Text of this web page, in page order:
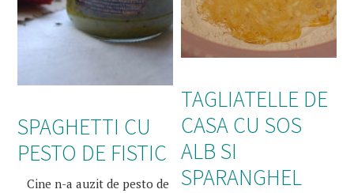
SPAGHETTI CU
PESTO DE FISTIC
Cine n-a auzit de pesto de
TAGLIATELLE DE
CASA CU SOS
ALB SI
SPARANGHEL